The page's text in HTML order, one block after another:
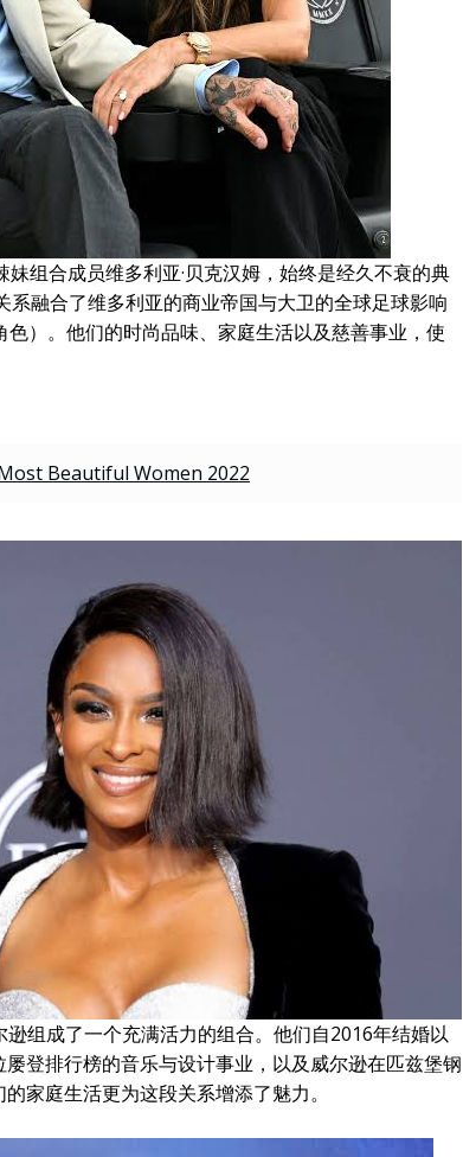
组合成员维多利亚·贝克汉姆，始终是经久不衰的典
融合了维多利亚的商业帝国与大卫的全球足球影响
）。他们的时尚品味、家庭生活以及慈善事业，使
Beautiful Women 2022
组成了一个充满活力的组合。他们自2016年结婚以
登排行榜的音乐与设计事业，以及威尔逊在匹兹堡钢
家庭生活更为这段关系增添了魅力。